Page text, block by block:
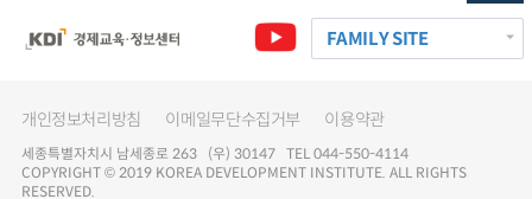
FAMILY SITE
개인정보처리방침 이메일무단수집거부 이용약관
세종특별자치시 남세종로 263 (우) 30147 TEL 044-550-4114
COPYRIGHT © 2019 KOREA DEVELOPMENT INSTITUTE. ALL RIGHTS
RESERVED.